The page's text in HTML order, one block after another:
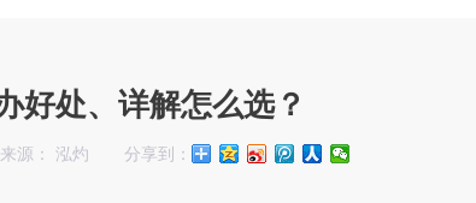
好处、详解怎么选？
来源： 泓灼 分享到：